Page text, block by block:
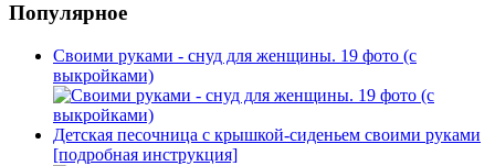
Популярное
Своими руками - снуд для женщины. 19 фото (с
выкройками)
Детская песочница с крышкой-сиденьем своими руками
[подробная инструкция]